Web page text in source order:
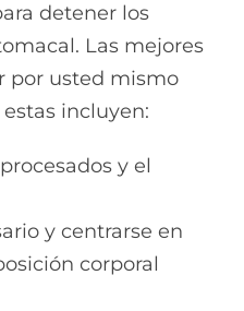
detener los
Las mejores
por usted mismo
incluyen:
y el
y centrarse en
corporal